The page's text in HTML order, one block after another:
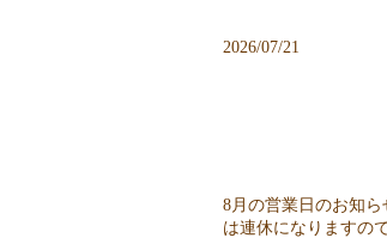
2026/07/21
8月の営業日のお知
は連休になりますの